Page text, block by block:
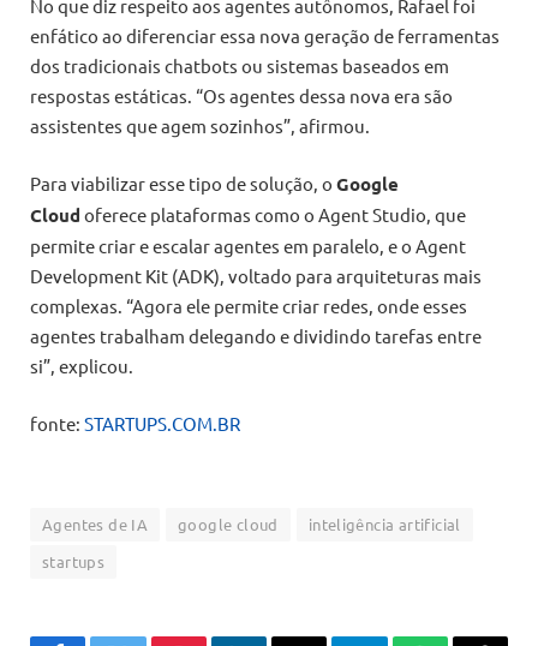
No que diz respeito aos agentes autônomos, Rafael foi
enfático ao diferenciar essa nova geração de ferramentas
dos tradicionais chatbots ou sistemas baseados em
respostas estáticas. “Os agentes dessa nova era são
assistentes que agem sozinhos”, afirmou.
Para viabilizar esse tipo de solução, o Google
Cloud oferece plataformas como o Agent Studio, que
permite criar e escalar agentes em paralelo, e o Agent
Development Kit (ADK), voltado para arquiteturas mais
complexas. “Agora ele permite criar redes, onde esses
agentes trabalham delegando e dividindo tarefas entre
si”, explicou.
fonte: STARTUPS.COM.BR
Agentes de IA google cloud
inteligência artificial
startups